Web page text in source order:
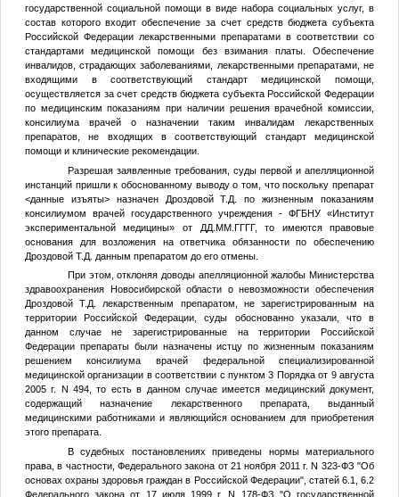
государственной социальной помощи в виде набора социальных услуг, в
состав которого входит обеспечение за счет средств бюджета субъекта
Российской Федерации лекарственными препаратами в соответствии со
стандартами медицинской помощи без взимания платы. Обеспечение
инвалидов, страдающих заболеваниями, лекарственными препаратами, не
входящими в соответствующий стандарт медицинской помощи,
осуществляется за счет средств бюджета субъекта Российской Федерации
по медицинским показаниям при наличии решения врачебной комиссии,
консилиума врачей о назначении таким инвалидам лекарственных
препаратов, не входящих в соответствующий стандарт медицинской
помощи и клинические рекомендации.
Разрешая заявленные требования, суды первой и апелляционной
инстанций пришли к обоснованному выводу о том, что поскольку препарат
<данные изъяты>назначен Дроздовой Т.Д. по жизненным показаниям
консилиумом врачей государственного учреждения - ФГБНУ «Институт
экспериментальной медицины» от
ДД.ММ.ГГГГ, то имеются правовые
основания для возложения на ответчика обязанности по обеспечению
Дроздовой Т.Д. данным препаратом до его отмены.
При этом, отклоняя доводы апелляционной жалобы Министерства
здравоохранения Новосибирской области о невозможности обеспечения
Дроздовой Т.Д. лекарственным препаратом, не зарегистрированным на
территории Российской Федерации, суды обоснованно указали, что в
данном случае не зарегистрированные на территории Российской
Федерации препараты были назначены истцу по жизненным показаниям
решением консилиума врачей федеральной специализированной
медицинской организации в соответствии с пунктом 3 Порядка от 9 августа
2005 г. N 494, то есть в данном случае имеется медицинский документ,
содержащий назначение лекарственного препарата, выданный
медицинскими работниками и являющийся основанием для приобретения
этого препарата.
В судебных постановлениях приведены нормы материального
права, в частности, Федерального закона от 21 ноября 2011 г. N 323-ФЗ "Об
основах охраны здоровья граждан в Российской Федерации", статей 6.1, 6.2
Федерального закона от 17 июля 1999 г. N 178-ФЗ "О государственной